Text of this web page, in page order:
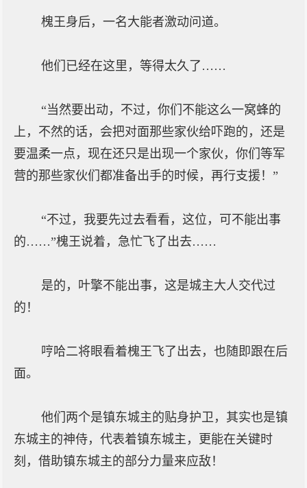
槐王身后，一名大能者激动问道。
他们已经在这里，等得太久了……
“当然要出动，不过，你们不能这么一窝蜂的
上，不然的话，会把对面那些家伙给吓跑的，还是
要温柔一点，现在还只是出现一个家伙，你们等军
营的那些家伙们都准备出手的时候，再行支援！”
“不过，我要先过去看看，这位，可不能出事
的……”槐王说着，急忙飞了出去……
是的，叶擎不能出事，这是城主大人交代过
的！
哼哈二将眼看着槐王飞了出去，也随即跟在后
面。
他们两个是镇东城主的贴身护卫，其实也是镇
东城主的神侍，代表着镇东城主，更能在关键时
刻，借助镇东城主的部分力量来应敌！